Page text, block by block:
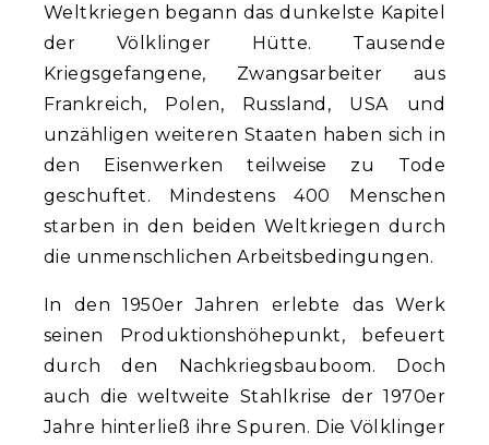
Weltkriegen begann das dunkelste Kapitel
der Völklinger Hütte. Tausende
Kriegsgefangene, Zwangsarbeiter aus
Frankreich, Polen, Russland, USA und
unzähligen weiteren Staaten haben sich in
den Eisenwerken teilweise zu Tode
geschuftet. Mindestens 400 Menschen
starben in den beiden Weltkriegen durch
die unmenschlichen Arbeitsbedingungen.
In den 1950er Jahren erlebte das Werk
seinen Produktionshöhepunkt, befeuert
durch den Nachkriegsbauboom. Doch
auch die weltweite Stahlkrise der 1970er
Jahre hinterließ ihre Spuren. Die Völklinger